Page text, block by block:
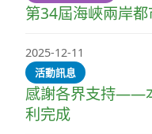
第34屆海峽兩岸
2025-12-11
活動訊息
感謝各界支持——
利完成